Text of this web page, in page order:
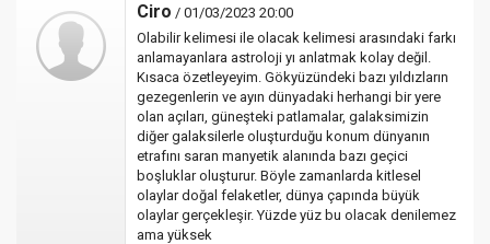
Ciro / 01/03/2023 20:00
Olabilir kelimesi ile olacak kelimesi arasındaki farkı
anlamayanlara astroloji yı anlatmak kolay değil.
Kısaca özetleyeyim. Gökyüzündeki bazı yıldızların
gezegenlerin ve ayın dünyadaki herhangi bir yere
olan açıları, güneşteki patlamalar, galaksimizin
diğer galaksilerle oluşturduğu konum dünyanın
etrafını saran manyetik alanında bazı geçici
boşluklar oluşturur. Böyle zamanlarda kitlesel
olaylar doğal felaketler, dünya çapında büyük
olaylar gerçekleşir. Yüzde yüz bu olacak denilemez
ama yüksek